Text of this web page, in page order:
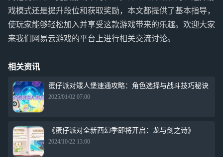
戏模式还是提升段位和获取奖励，本文都提供了基本指导，
使玩家能够轻松加入并享受这款游戏带来的乐趣。欢迎大家
来我们网易云游戏的平台上进行相关交流讨论。
相关资讯
蛋仔派对矮人堡速通攻略：角色选择与战斗技巧秘诀
2025/01/02 07:00
《蛋仔派对全新西幻季即将开启：龙与剑之诗》
2024/10/22 13:00